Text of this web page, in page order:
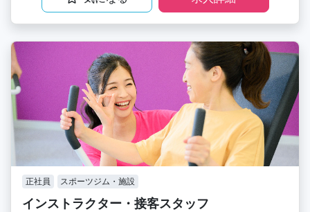
正社員 スポーツジム・施設
インストラクター・接客スタッフ